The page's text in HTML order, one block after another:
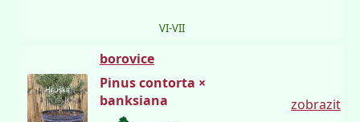
VI-VII
Hruška
borovice
Pinus contorta ×
banksiana
zobrazit